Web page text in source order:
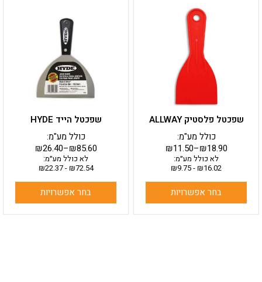
שפכטל פלסטיק ALLWAY
₪11.50–₪18.90
כולל מע"מ:
לא כולל מע״מ:
₪16.02
-
₪9.75
בחר אפשרויות
זה
יש
מספר
סוגים.
ניתן
לבחור
האפשרויות
המוצר
שפכטל הייד HYDE
₪26.40–₪85.60
כולל מע"מ:
לא כולל מע״מ:
₪72.54
-
₪22.37
בחר אפשרויות
יש
מספר
סוגים.
ניתן
לבחור
את
האפשרויות
המוצר